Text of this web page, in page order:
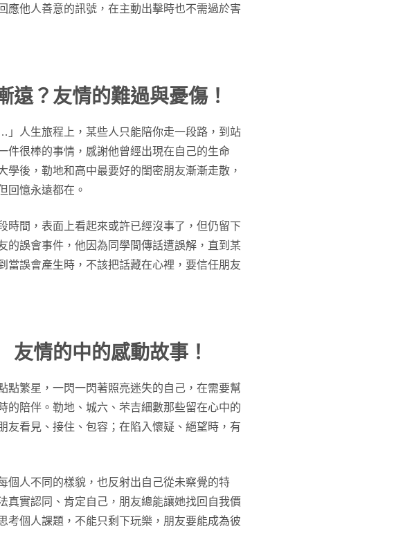
應他人善意的訊號，在主動出擊時也不需過於害
遠？友情的難過與憂傷！
人生旅程上，某些人只能陪你走一段路，到站
件很棒的事情，感謝他曾經出現在自己的生命
學後，勒地和高中最要好的閨密朋友漸漸走散，
回憶永遠都在。
時間，表面上看起來或許已經沒事了，但仍留下
的誤會事件，他因為同學間傳話遭誤解，直到某
當誤會產生時，不該把話藏在心裡，要信任朋友
情的中的感動故事！
點繁星，一閃一閃著照亮迷失的自己，在需要幫
的陪伴。勒地、城六、芣吉細數那些留在心中的
友看見、接住、包容；在陷入懷疑、絕望時，有
個人不同的樣貌，也反射出自己從未察覺的特
真實認同、肯定自己，朋友總能讓她找回自我價
考個人課題，不能只剩下玩樂，朋友要能成為彼